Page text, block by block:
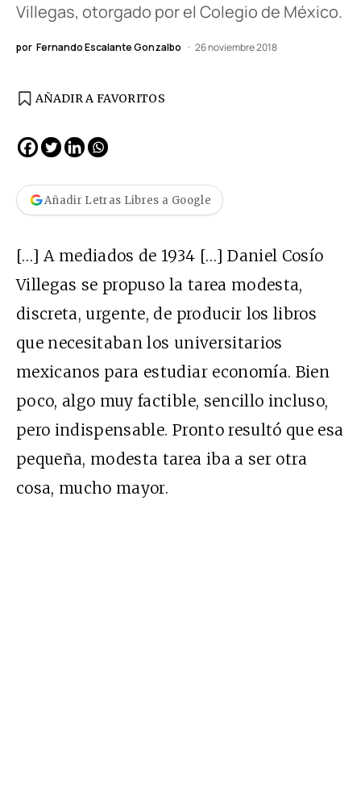
Villegas, otorgado por el Colegio de México.
por Fernando Escalante Gonzalbo 26 noviembre 2018
AÑADIR A FAVORITOS
Añadir Letras Libres a Google
[…] A mediados de 1934 […] Daniel Cosío
Villegas se propuso la tarea modesta,
discreta, urgente, de producir los libros
que necesitaban los universitarios
mexicanos para estudiar economía. Bien
poco, algo muy factible, sencillo incluso,
pero indispensable. Pronto resultó que esa
pequeña, modesta tarea iba a ser otra
cosa, mucho mayor.